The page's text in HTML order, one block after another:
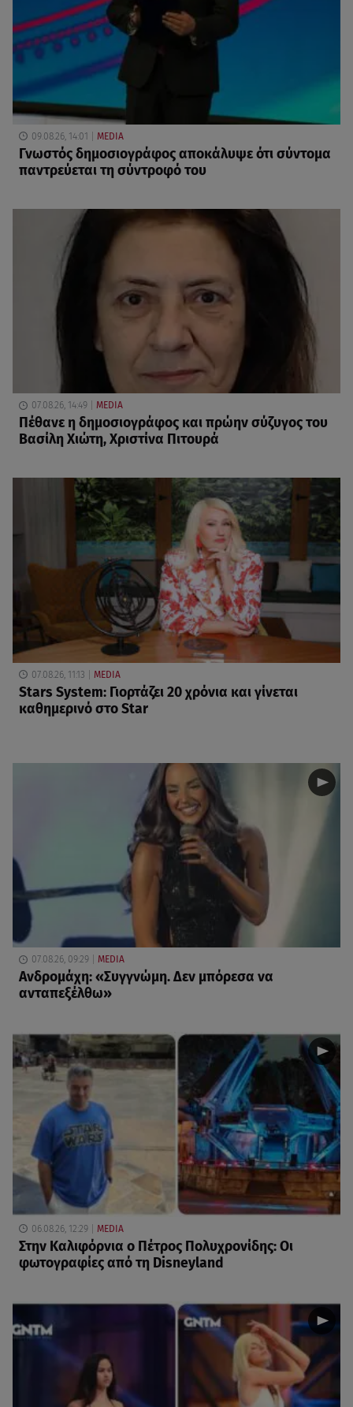
09.08.26, 14:01 MEDIA
Γνωστός δημοσιογράφος αποκάλυψε ότι σύντομα
παντρεύεται τη σύντροφό του
07.08.26, 14:49 MEDIA
Πέθανε η δημοσιογράφος και πρώην σύζυγος του
Βασίλη Χιώτη, Χριστίνα Πιτουρά
07.08.26, 11:13 MEDIA
Stars System: Γιορτάζει 20 χρόνια και γίνεται
καθημερινό στο Star
07.08.26, 09:29 MEDIA
Ανδρομάχη: «Συγγνώμη. Δεν μπόρεσα να
ανταπεξέλθω»
06.08.26, 12:29 MEDIA
Στην Καλιφόρνια ο Πέτρος Πολυχρονίδης: Οι
φωτογραφίες από τη Disneyland